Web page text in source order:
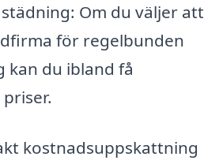
Om du väljer att
för regelbunden
kan du ibland få
kostnadsuppskattning